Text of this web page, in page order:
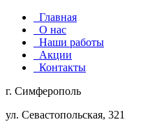
Главная
О нас
Наши работы
Акции
Контакты
г. Симферополь
ул. Севастопольская, 321